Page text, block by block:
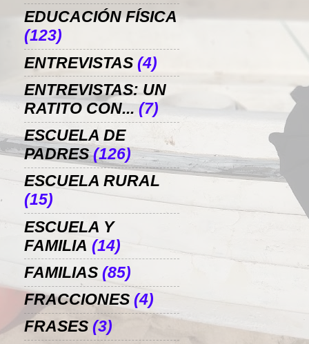
EDUCACIÓN FÍSICA
(123)
ENTREVISTAS (4)
ENTREVISTAS: UN
RATITO CON... (7)
ESCUELA DE
PADRES (126)
ESCUELA RURAL
(15)
ESCUELA Y
FAMILIA (14)
FAMILIAS (85)
FRACCIONES (4)
FRASES (3)